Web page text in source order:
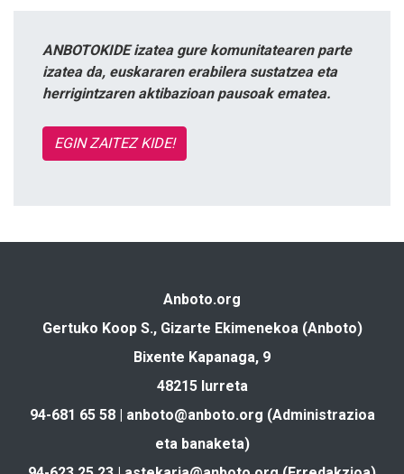
ANBOTOKIDE izatea gure komunitatearen parte
izatea da, euskararen erabilera sustatzea eta
herrigintzaren aktibazioan pausoak ematea.
EGIN ZAITEZ KIDE!
Anboto.org
Gertuko Koop S., Gizarte Ekimenekoa (Anboto)
Bixente Kapanaga, 9
48215 Iurreta
94-681 65 58 | anboto@anboto.org (Administrazioa
eta banaketa)